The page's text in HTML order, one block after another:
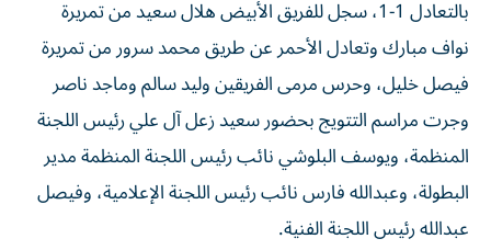
بالتعادل 1-1، سجل للفريق الأبيض هلال سعيد من تمريرة
نواف مبارك وتعادل الأحمر عن طريق محمد سرور من تمريرة
فيصل خليل، وحرس مرمى الفريقين وليد سالم وماجد ناصر
وجرت مراسم التتويج بحضور سعيد زعل آل علي رئيس اللجنة
المنظمة، ويوسف البلوشي نائب رئيس اللجنة المنظمة مدير
البطولة، وعبدالله فارس نائب رئيس اللجنة الإعلامية، وفيصل
عبدالله رئيس اللجنة الفنية.